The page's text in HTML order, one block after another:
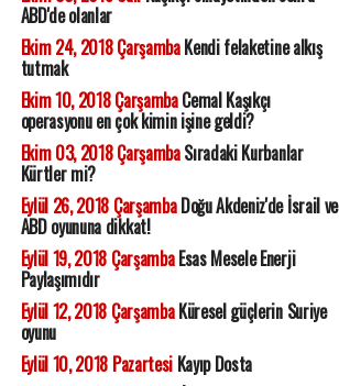
ABD'de olanlar
Ekim 24, 2018 ÇarşambaKendi felaketine alkış
tutmak
Ekim 10, 2018 ÇarşambaCemal Kaşıkçı
operasyonu en çok kimin işine geldi?
Ekim 03, 2018 ÇarşambaSıradaki Kurbanlar
Kürtler mi?
Eylül 26, 2018 ÇarşambaDoğu Akdeniz'de İsrail ve
ABD oyununa dikkat!
Eylül 19, 2018 ÇarşambaEsas Mesele Enerji
Paylaşımıdır
Eylül 12, 2018 ÇarşambaKüresel güçlerin Suriye
oyunu
Eylül 10, 2018 PazartesiKayıp Dosta